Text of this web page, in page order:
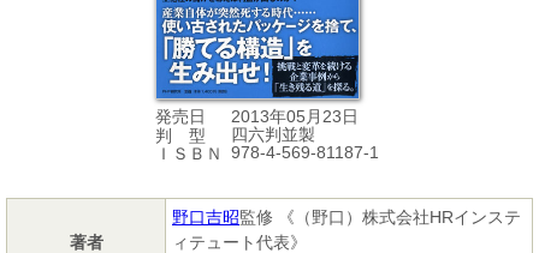
発売日
2013年05月23日
判 型
四六判並製
ＩＳＢＮ
978-4-569-81187-1
著者
野口吉昭監修 《（野口）株式会社HRインステ
ィテュート代表》